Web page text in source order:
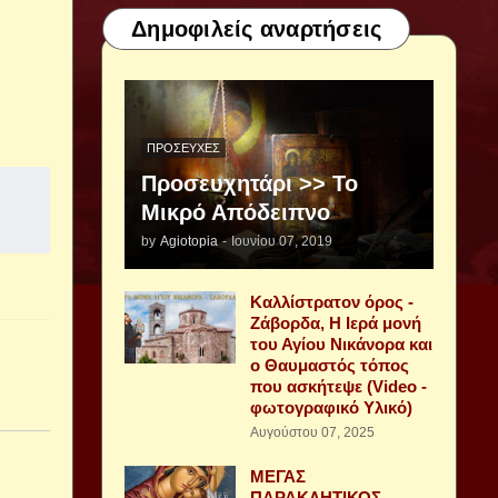
Δημοφιλείς αναρτήσεις
ΠΡΟΣΕΥΧΈΣ
Προσευχητάρι >> Το
Μικρό Απόδειπνο
by Agiotopia - Ιουνίου 07, 2019
Καλλίστρατον όρος -
Ζάβορδα, Η Ιερά μονή
του Αγίου Νικάνορα και
ο Θαυμαστός τόπος
που ασκήτεψε (Video -
φωτογραφικό Υλικό)
Αυγούστου 07, 2025
ΜΕΓΑΣ